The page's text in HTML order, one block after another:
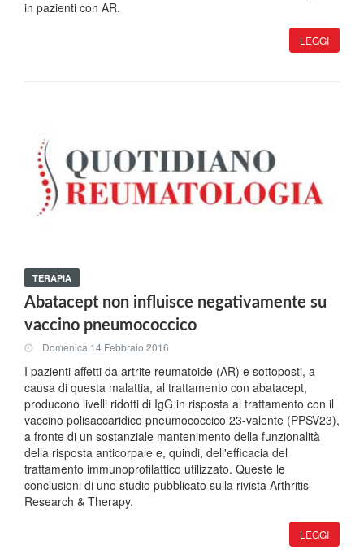
in pazienti con AR.
LEGGI
TERAPIA
Abatacept non influisce negativamente su
vaccino pneumococcico
Domenica 14 Febbraio 2016
I pazienti affetti da artrite reumatoide (AR) e sottoposti, a
causa di questa malattia, al trattamento con abatacept,
producono livelli ridotti di IgG in risposta al trattamento con il
vaccino polisaccaridico pneumococcico 23-valente (PPSV23),
a fronte di un sostanziale mantenimento della funzionalità
della risposta anticorpale e, quindi, dell'efficacia del
trattamento immunoprofilattico utilizzato. Queste le
conclusioni di uno studio pubblicato sulla rivista Arthritis
Research & Therapy.
LEGGI